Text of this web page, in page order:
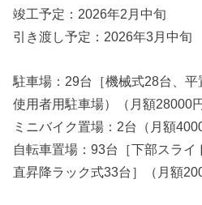
竣工予定：2026年2月中旬
引き渡し予定：2026年3月中旬
駐車場：29台［機械式28台、
使用者用駐車場）（月額28000
ミニバイク置場：2台（月額
自転車置場：93台［下部スラ
直昇降ラック式33台］（月額